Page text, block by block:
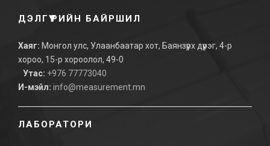
ДЭЛГҮҮРИЙН БАЙРШИЛ
Хаяг: Монгол улс, Улаанбаатар хот, Баянзүрх дүүрэг, 4-р
хороо, 15-р хороолол, 49-0
Утас: +976 77773040
И-мэйл: info@measurement.mn
ЛАБОРАТОРИ